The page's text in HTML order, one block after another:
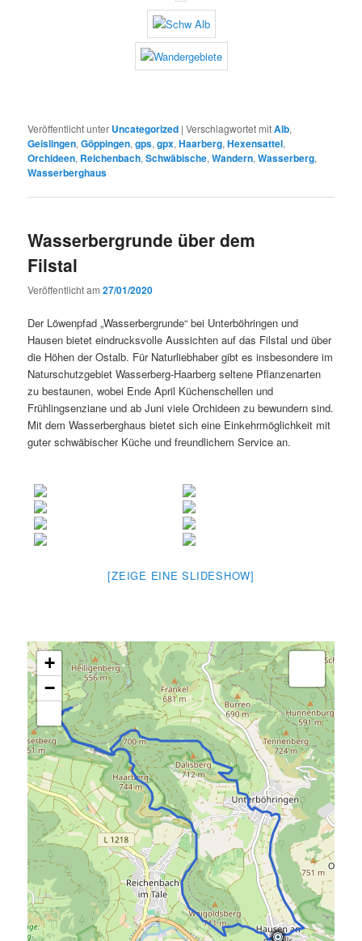
Veröffentlicht unter Uncategorized |Verschlagwortet mitAlb,
Geislingen,Göppingen,gps,gpx,Haarberg,Hexensattel,
Orchideen, Reichenbach,Schwäbische,Wandern,Wasserberg,
Wasserberghaus
Wasserbergrunde über dem
Filstal
Veröffentlicht am27/01/2020
Der Löwenpfad „Wasserbergrunde“ bei Unterböhringen und
Hausen bietet eindrucksvolle Aussichten auf das Filstal und über
die Höhen der Ostalb. Für Naturliebhaber gibt es insbesondere im
Naturschutzgebiet Wasserberg-Haarberg seltene Pflanzenarten
zu bestaunen, wobei Ende April Küchenschellen und
Frühlingsenziane und ab Juni viele Orchideen zu bewundern sind.
Mit dem Wasserberghaus bietet sich eine Einkehrmöglichkeit mit
guter schwäbischer Küche und freundlichem Service an.
[ZEIGE EINE SLIDESHOW]
+
−